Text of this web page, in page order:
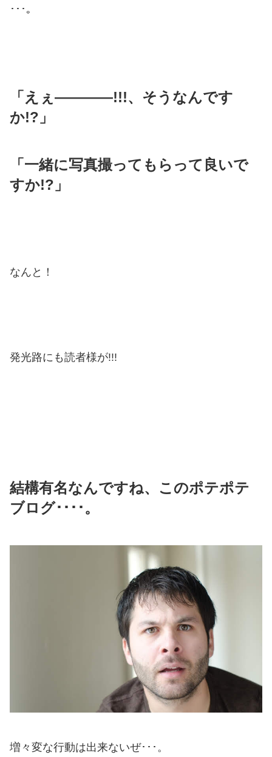
･･･。
「えぇ――――!!!、そうなんです
か!?」
「一緒に写真撮ってもらって良いで
すか!?」
なんと！
発光路にも読者様が!!!
結構有名なんですね、このポテポテ
ブログ････。
増々変な行動は出来ないぜ･･･。